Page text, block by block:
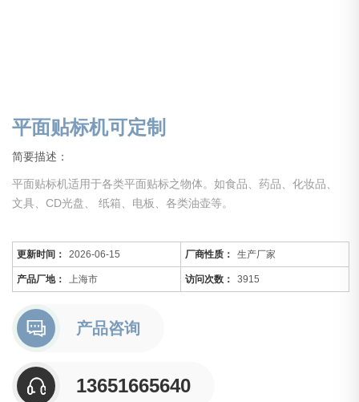
平面贴标机可定制
简要描述：
平面贴标机适用于各类平面贴标之物体。如食品、药品、化妆品、
文具、CD光盘、 纸箱、电板、各类油壶等。
更新时间： 2026-06-15 厂商性质： 生产厂家
产品厂地： 上海市 访问次数： 3915
产品咨询
13651665640